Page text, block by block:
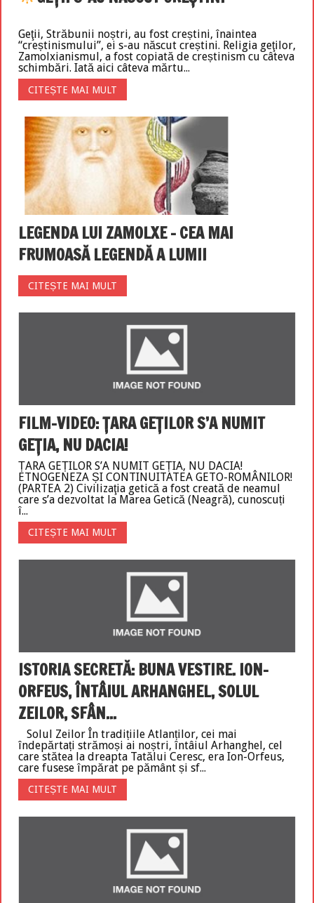
Geţii, Străbunii noștri, au fost creștini, înaintea
“creștinismului”, ei s-au născut creștini. Religia geţilor,
Zamolxianismul, a fost copiată de creștinism cu câteva
schimbări. Iată aici câteva mărtu...
CITEȘTE MAI MULT
LEGENDA LUI ZAMOLXE – CEA MAI
FRUMOASĂ LEGENDĂ A LUMII
CITEȘTE MAI MULT
FILM-VIDEO: ȚARA GEȚILOR S’A NUMIT
GEȚIA, NU DACIA!
ȚARA GEȚILOR S’A NUMIT GEȚIA, NU DACIA!
ETNOGENEZA ȘI CONTINUITATEA GETO-ROMÂNILOR!
(PARTEA 2) Civilizaţia getică a fost creată de neamul
care s’a dezvoltat la Marea Getică (Neagră), cunoscuți
î...
CITEȘTE MAI MULT
ISTORIA SECRETĂ: BUNA VESTIRE. ION-
ORFEUS, ÎNTÂIUL ARHANGHEL, SOLUL
ZEILOR, SFÂN...
Solul Zeilor În tradițiile Atlanților, cei mai
îndepărtați strămoși ai noștri, întâiul Arhanghel, cel
care stătea la dreapta Tatălui Ceresc, era Ion-Orfeus,
care fusese împărat pe pământ și sf...
CITEȘTE MAI MULT